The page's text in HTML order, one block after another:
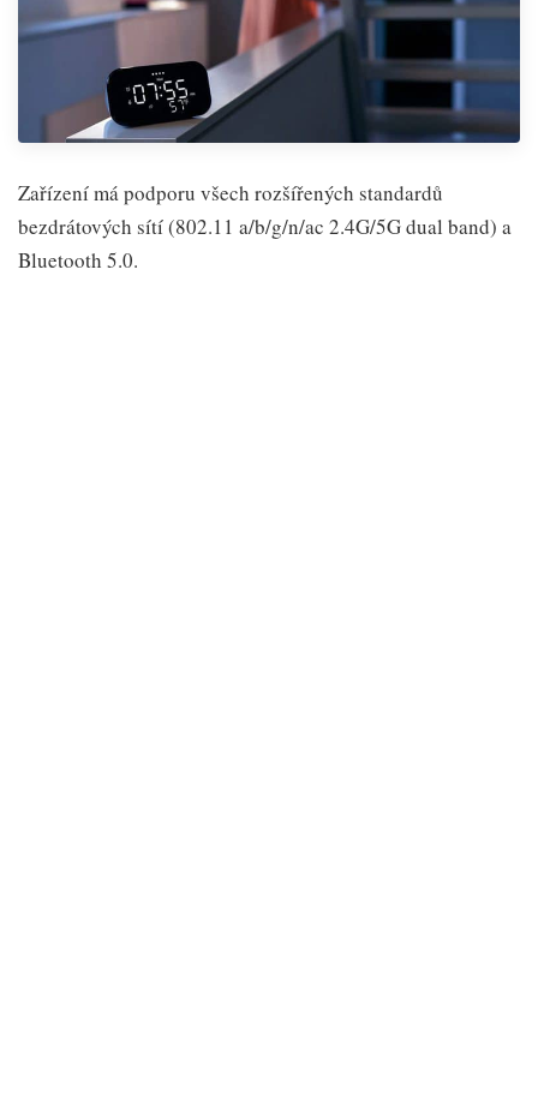
Zařízení má podporu všech rozšířených standardů
bezdrátových sítí (802.11 a/b/g/n/ac 2.4G/5G dual band) a
Bluetooth 5.0.